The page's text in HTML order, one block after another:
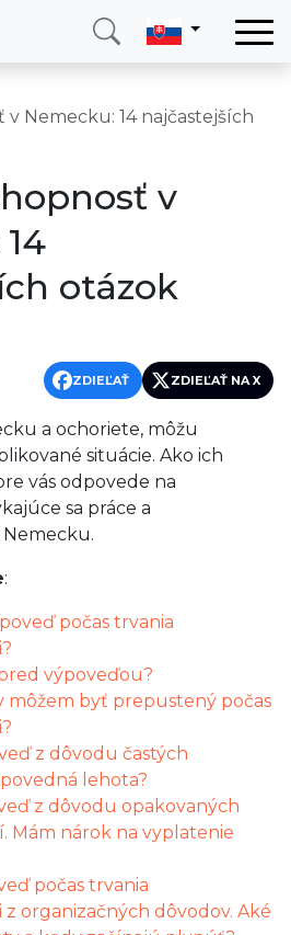
v Nemecku: 14 najčastejších
v
otázok
ZDIEĽAŤ ZDIEĽAŤ NA X
a ochoriete, môžu
situácie. Ako ich
vás odpovede na
sa práce a
:
počas trvania
výpoveďou?
môžem byť prepustený počas
z dôvodu častých
lehota?
z dôvodu opakovaných
Mám nárok na vyplatenie
počas trvania
organizačných dôvodov. Aké